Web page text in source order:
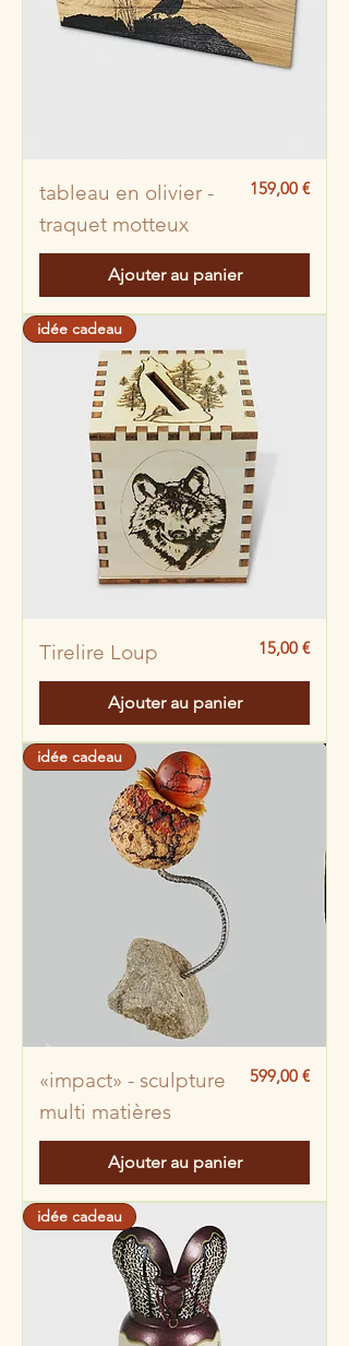
tableau en olivier -
traquet motteux
Prix
159,00 €
Ajouter au panier
idée cadeau
Tirelire Loup Prix
15,00 €
Ajouter au panier
idée cadeau
«impact» - sculpture
multi matières
Prix
599,00 €
Ajouter au panier
idée cadeau